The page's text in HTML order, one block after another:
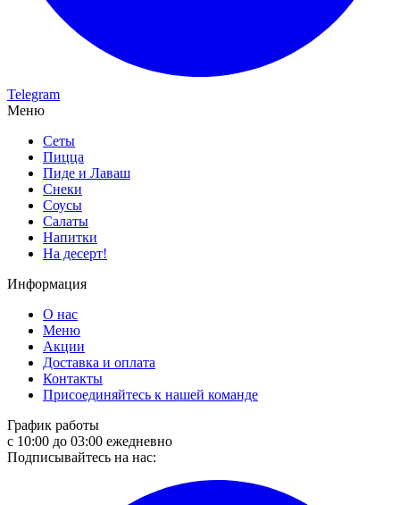
Telegram
Меню
Сеты
Пицца
Пиде и Лаваш
Снеки
Соусы
Салаты
Напитки
На десерт!
Информация
О нас
Меню
Акции
Доставка и оплата
Контакты
Присоединяйтесь к нашей команде
График работы
с 10:00 до 03:00 ежедневно
Подписывайтесь на нас: